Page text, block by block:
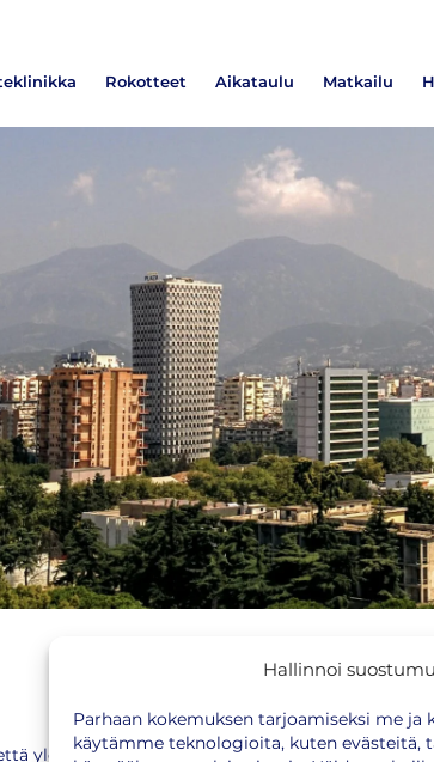
Hallinnoi
Parhaan kokemuksen tarjoamiseksi me ja
käytämme teknologioita, kuten evästeitä,
Rokotteet Aikataulu Matkailu
yleisen rokotusohjelman mukaiset rokotukset